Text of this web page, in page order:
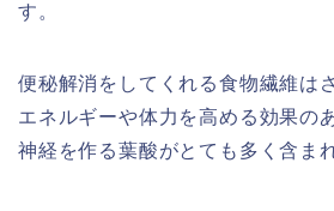
す。
便秘解消をしてくれる食物繊維は
エネルギーや体力を高める効果の
神経を作る葉酸がとても多く含ま